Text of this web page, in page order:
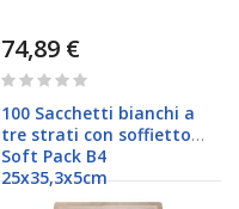
74,89 €
Rating:
100 Sacchetti bianchi a
tre strati con soffietto
Soft Pack B4
25x35,3x5cm